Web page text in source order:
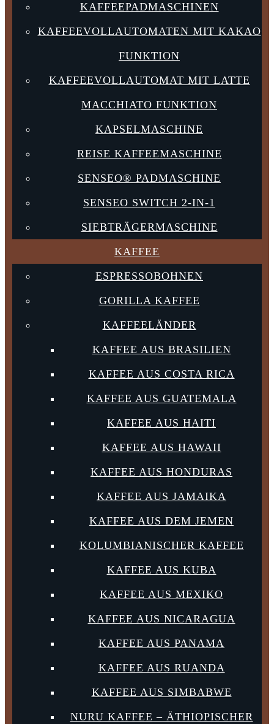
KAFFEEPADMASCHINEN
KAFFEEVOLLAUTOMATEN MIT KAKAO
FUNKTION
KAFFEEVOLLAUTOMAT MIT LATTE
MACCHIATO FUNKTION
KAPSELMASCHINE
REISE KAFFEEMASCHINE
SENSEO® PADMASCHINE
SENSEO SWITCH 2-IN-1
SIEBTRÄGERMASCHINE
KAFFEE
ESPRESSOBOHNEN
GORILLA KAFFEE
KAFFEELÄNDER
KAFFEE AUS BRASILIEN
KAFFEE AUS COSTA RICA
KAFFEE AUS GUATEMALA
KAFFEE AUS HAITI
KAFFEE AUS HAWAII
KAFFEE AUS HONDURAS
KAFFEE AUS JAMAIKA
KAFFEE AUS DEM JEMEN
KOLUMBIANISCHER KAFFEE
KAFFEE AUS KUBA
KAFFEE AUS MEXIKO
KAFFEE AUS NICARAGUA
KAFFEE AUS PANAMA
KAFFEE AUS RUANDA
KAFFEE AUS SIMBABWE
NURU KAFFEE – ÄTHIOPISCHER